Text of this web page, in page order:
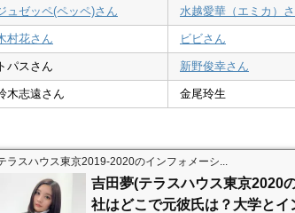
ュゼッペ(ペッペ)さん 水越愛華（エミカ）
村花さん ビビさん
トパスさん 新野俊幸さん
木志遠さん 金尾玲生
ラスハウス東京2019-2020のインフォメーシ...
吉田夢(テラスハウス東京2020
社はどこで元彼氏は？大学とイ